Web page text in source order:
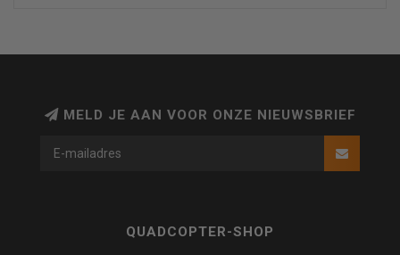
MELD JE AAN VOOR ONZE NIEUWSBRIEF
QUADCOPTER-SHOP